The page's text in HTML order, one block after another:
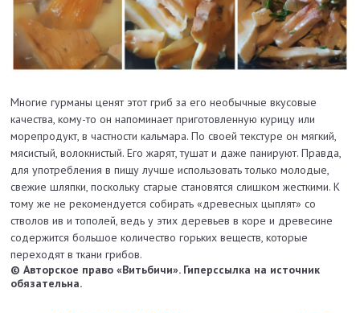
Многие гурманы ценят этот гриб за его необычные вкусовые
качества, кому-то он напоминает приготовленную курицу или
морепродукт, в частности кальмара. По своей текстуре он мягкий,
мясистый, волокнистый. Его жарят, тушат и даже панируют. Правда,
для употребления в пищу лучше использовать только молодые,
свежие шляпки, поскольку старые становятся слишком жесткими. К
тому же не рекомендуется собирать «древесных цыплят» со
стволов ив и тополей, ведь у этих деревьев в коре и древесине
содержится большое количество горьких веществ, которые
переходят в ткани грибов.
© Авторское право «Витьбичи». Гиперссылка на источник
обязательна.